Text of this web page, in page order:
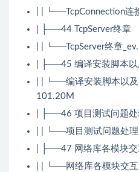
| | └──TcpConnection连
| ├──44 TcpServer终章
| | └──TcpServer终章
| ├──45 编译安装脚本
| | └──编译安装脚本以
101.20M
| ├──46 项目测试问题处
| | └──项目测试问题处
| ├──47 网络库各模块
| | └──网络库各模块交